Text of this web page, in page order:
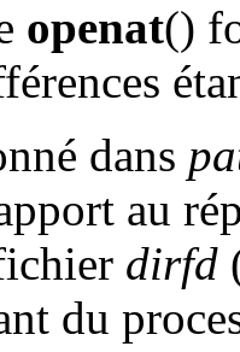
openat()
dans
au
dirfd
du